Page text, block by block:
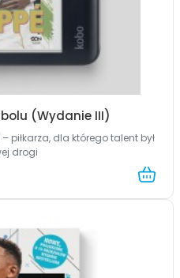
(Wydanie III)
piłkarza, dla którego talent był
drogi